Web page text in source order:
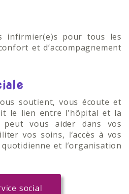
infirmier(e)s pour tous les
et d’accompagnement
soutient, vous écoute et
le lien entre l’hôpital et la
peut vous aider dans vos
vos soins, l’accès à vos
et l’organisation
social